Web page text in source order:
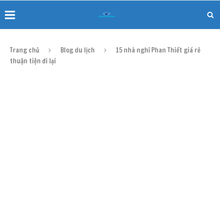
Trang chủ Blog du lịch
15 nhà nghỉ Phan Thiết giá rẻ
thuận tiện đi lại